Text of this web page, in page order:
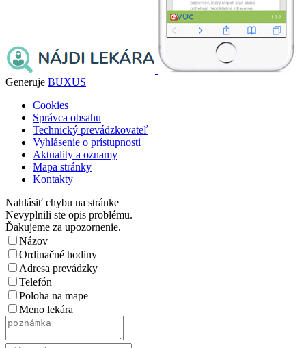
Generuje BUXUS
Cookies
Správca obsahu
Technický prevádzkovateľ
Vyhlásenie o prístupnosti
Aktuality a oznamy
Mapa stránky
Kontakty
Nahlásiť chybu na stránke
Nevyplnili ste opis problému.
Ďakujeme za upozornenie.
Názov
Ordinačné hodiny
Adresa prevádzky
Telefón
Poloha na mape
Meno lekára